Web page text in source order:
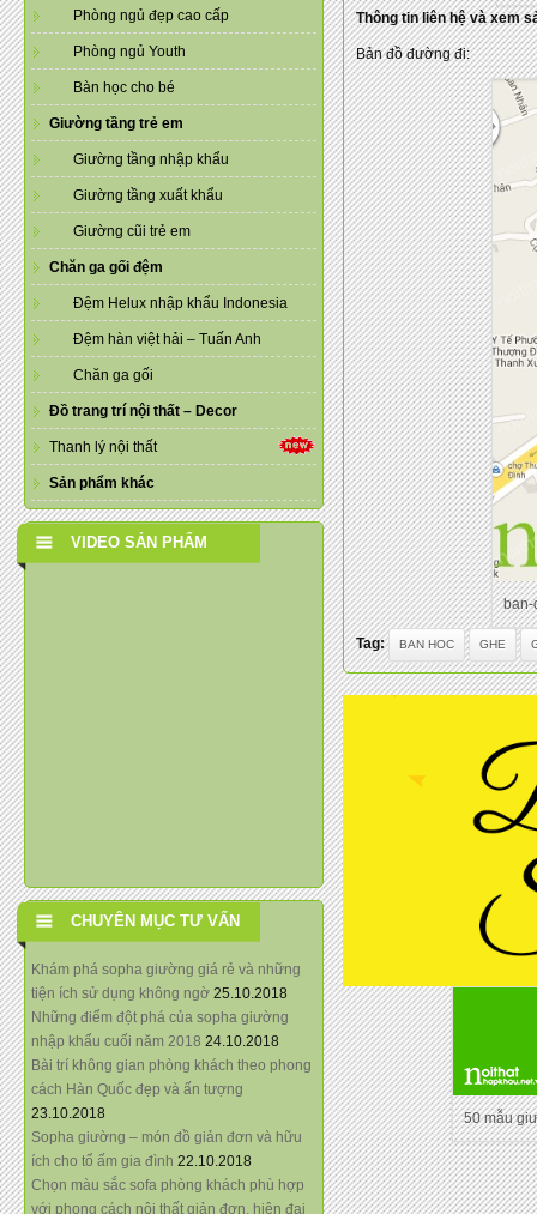
Phòng ngủ đẹp cao cấp
Phòng ngủ Youth
Bàn học cho bé
Giường tầng trẻ em
Giường tầng nhập khẩu
Giường tầng xuất khẩu
Giường cũi trẻ em
Chăn ga gối đệm
Đệm Helux nhập khẩu Indonesia
Đệm hàn việt hải – Tuấn Anh
Chăn ga gối
Đồ trang trí nội thất – Decor
Thanh lý nội thất
Sản phẩm khác
VIDEO SẢN PHẨM
CHUYÊN MỤC TƯ VẤN
Khám phá sopha giường giá rẻ và những
tiện ích sử dụng không ngờ 25.10.2018
Những điểm đột phá của sopha giường
nhập khẩu cuối năm 2018 24.10.2018
Bài trí không gian phòng khách theo phong
cách Hàn Quốc đẹp và ấn tượng
23.10.2018
Sopha giường – món đồ giản đơn và hữu
ích cho tổ ấm gia đình 22.10.2018
Chọn màu sắc sofa phòng khách phù hợp
với phong cách nội thất giản đơn, hiện đại
Thông tin liên hệ và xem
Bản đồ đường đi:
ban-
Tag: BAN HOC GHE
50 mẫu